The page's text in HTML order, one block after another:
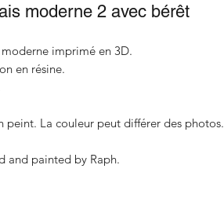
moderne 2 avec bérêt
moderne imprimé en 3D.
en résine.
peint. La couleur peut différer des photos.
and painted by Raph.